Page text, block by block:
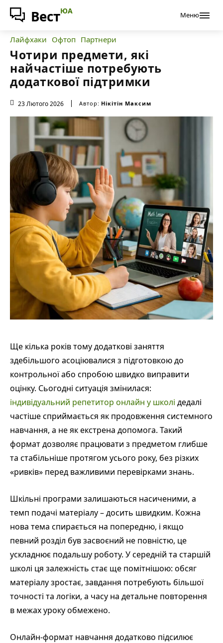
ВестЮА Меню
Лайфхаки Офтоп Партнери
Чотири предмети, які
найчастіше потребують
додаткової підтримки
23 Лютого 2026 Автор: Нікітін Максим
Ще кілька років тому додаткові заняття
здебільшого асоціювалися з підготовкою до
контрольної або спробою швидко виправити
оцінку. Сьогодні ситуація змінилася:
індивідуальний репетитор онлайн у школі дедалі
частіше сприймається як продовження системного
навчання, а не як екстрена допомога. Такий
формат дозволяє працювати з предметом глибше
та стабільніше протягом усього року, без різких
«ривків» перед важливими перевірками знань.
Шкільні програми залишаються насиченими, а
темп подачі матеріалу – досить швидким. Кожна
нова тема спирається на попередню, і якщо
певний розділ був засвоєний не повністю, це
ускладнює подальшу роботу. У середній та старшій
школі ця залежність стає ще помітнішою: обсяг
матеріалу зростає, завдання потребують більшої
точності та логіки, а часу на детальне повторення
в межах уроку обмежено.
Онлайн-формат навчання додатково підсилює